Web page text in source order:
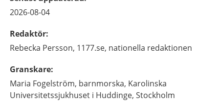
2026-08-04
Redaktör:
Rebecka Persson, 1177.se, nationella redaktionen
Granskare:
Maria Fogelström, barnmorska, Karolinska
Universitetssjukhuset i Huddinge, Stockholm